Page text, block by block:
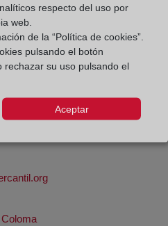
a 17:00 horas
de 09:00 a 14:00 horas
de 09:00 a 14:00
respecto del uso por
web.
de la “Política de cookies”.
pulsando el botón
rechazar su uso pulsando el
Aceptar